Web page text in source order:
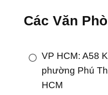
Các Văn
VP HCM: A58
phường Phú
HCM